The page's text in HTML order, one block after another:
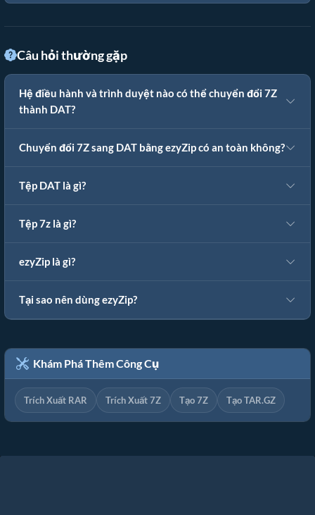
Câu hỏi thường gặp
Hệ điều hành và trình duyệt nào có thể chuyển đổi 7Z
thành DAT?
Chuyển đổi 7Z sang DAT bằng ezyZip có an toàn không?
Tệp DAT là gì?
Tệp 7z là gì?
ezyZip là gì?
Tại sao nên dùng ezyZip?
Khám Phá Thêm Công Cụ
Trích Xuất RAR Trích Xuất 7Z Tạo 7Z Tạo TAR.GZ